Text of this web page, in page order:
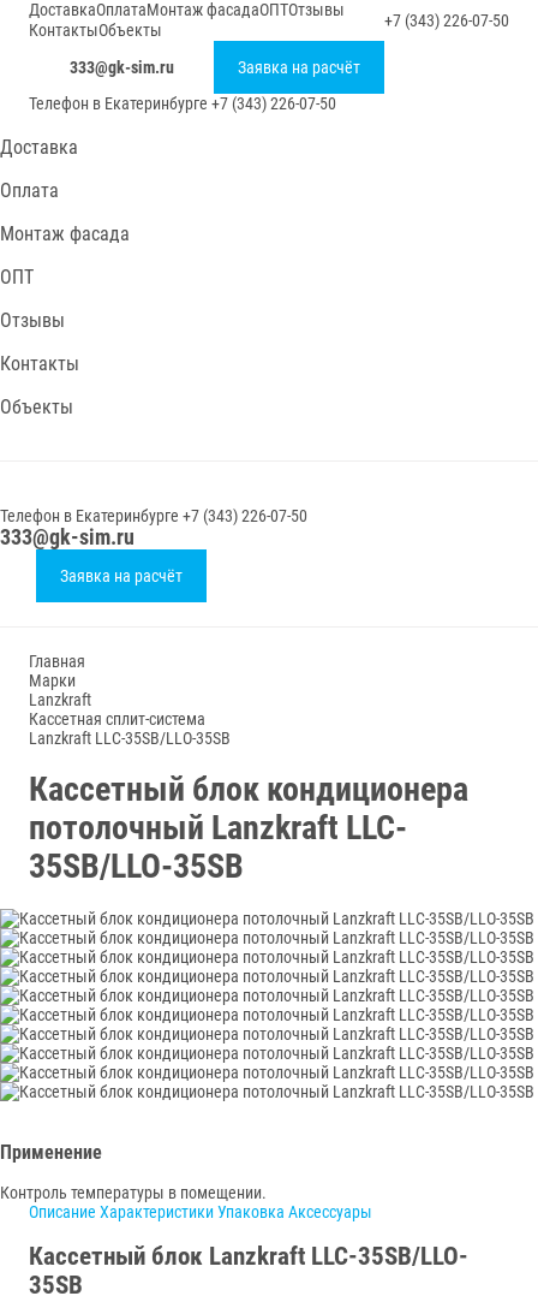
ДоставкаОплатаМонтаж фасадаОПТОтзывы
КонтактыОбъекты +7 (343) 226-07-50
333@gk-sim.ru
Заявка на расчёт
Телефон в Екатеринбурге +7 (343) 226-07-50
Доставка
Оплата
Монтаж фасада
ОПТ
Отзывы
Контакты
Объекты
Телефон в Екатеринбурге +7 (343) 226-07-50
333@gk-sim.ru
Заявка на расчёт
Главная
Марки
Lanzkraft
Кассетная сплит-система
Lanzkraft LLC-35SB/LLO-35SB
Кассетный блок кондиционера
потолочный Lanzkraft LLC-
35SB/LLO-35SB
Применение
Контроль температуры в помещении.
Описание ХарактеристикиУпаковка Аксессуары
Кассетный блок Lanzkraft LLC-35SB/LLO-
35SB